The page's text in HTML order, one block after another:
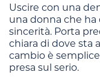
Uscire con una
una donna che ha
sincerità. Porta
chiara di dove sta
cambio è
presa sul serio.